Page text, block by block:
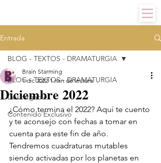
Entrada
BLOG - TEXTOS - DRAMATURGIA
Descargables
Contenido Exclusivo
BLOG - TEXTOS - DRAMATURGIA
Diciembre 2022
Brain Starming
1 dic 2022 1 min de lectura
¿Cómo termina el 2022? Aquí te cuento
y te aconsejo con fechas a tomar en
cuenta para este fin de año.
Tendremos cuadraturas mutables
siendo activadas por los planetas en